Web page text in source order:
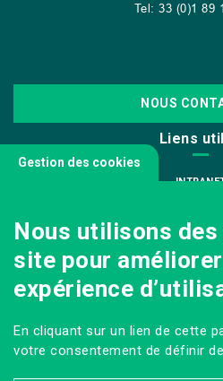
Tel: 33 (0)1 89
NOUS
Liens
INFODOC
PÔLE
PRESSE
Sur les
Gestion des cookies
Nous utilisons
site pour
expérience
En cliquant sur un lien de cette
votre consentement de définir